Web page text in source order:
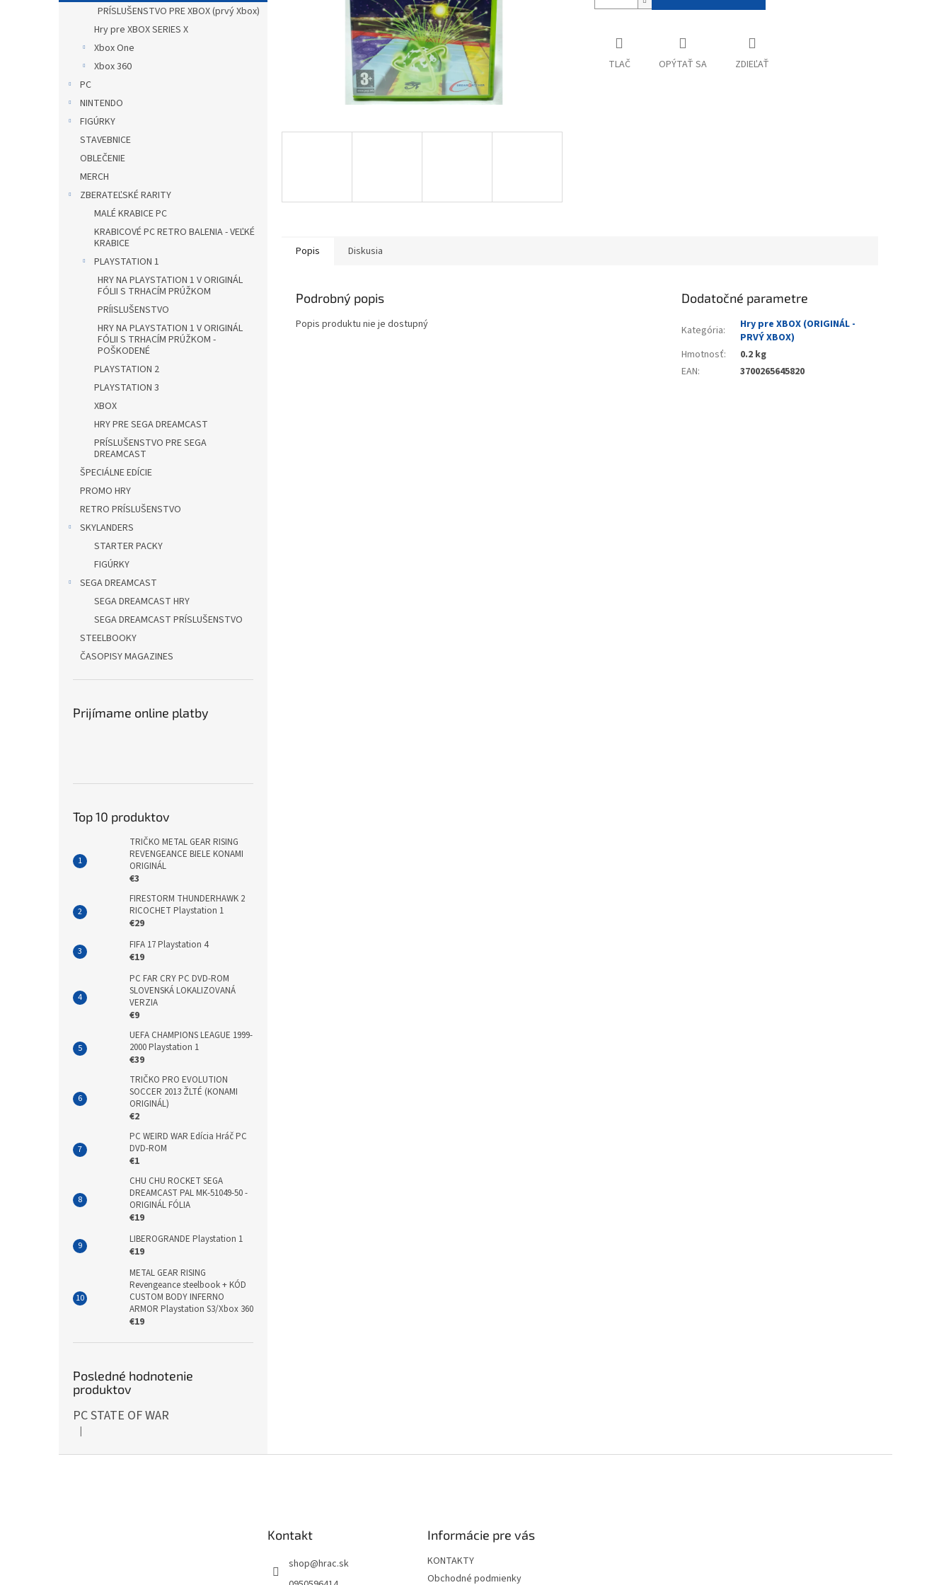
PRÍSLUŠENSTVO PRE XBOX (prvý Xbox)
Hry pre XBOX SERIES X
Xbox One
Xbox 360
PC
NINTENDO
FIGÚRKY
STAVEBNICE
OBLEČENIE
MERCH
ZBERATEĽSKÉ RARITY
MALÉ KRABICE PC
KRABICOVÉ PC RETRO BALENIA - VEĽKÉ
KRABICE
PLAYSTATION 1
HRY NA PLAYSTATION 1 V ORIGINÁL
FÓLII S TRHACÍM PRÚŽKOM
PRÍISLUŠENSTVO
HRY NA PLAYSTATION 1 V ORIGINÁL
FÓLII S TRHACÍM PRÚŽKOM -
POŠKODENÉ
PLAYSTATION 2
PLAYSTATION 3
XBOX
HRY PRE SEGA DREAMCAST
PRÍSLUŠENSTVO PRE SEGA
DREAMCAST
ŠPECIÁLNE EDÍCIE
PROMO HRY
RETRO PRÍSLUŠENSTVO
SKYLANDERS
STARTER PACKY
FIGÚRKY
SEGA DREAMCAST
SEGA DREAMCAST HRY
SEGA DREAMCAST PRÍSLUŠENSTVO
STEELBOOKY
ČASOPISY MAGAZINES
Prijímame online platby
Top 10 produktov
TRIČKO METAL GEAR RISING
REVENGEANCE BIELE KONAMI
ORIGINÁL
€3
FIRESTORM THUNDERHAWK 2
RICOCHET Playstation 1
€29
FIFA 17 Playstation 4
€19
PC FAR CRY PC DVD-ROM
SLOVENSKÁ LOKALIZOVANÁ
VERZIA
€9
UEFA CHAMPIONS LEAGUE 1999-
2000 Playstation 1
€39
TRIČKO PRO EVOLUTION
SOCCER 2013 ŽLTÉ (KONAMI
ORIGINÁL)
€2
PC WEIRD WAR Edícia Hráč PC
DVD-ROM
€1
CHU CHU ROCKET SEGA
DREAMCAST PAL MK-51049-50 -
ORIGINÁL FÓLIA
€19
LIBEROGRANDE Playstation 1
€19
METAL GEAR RISING
Revengeance steelbook + KÓD
CUSTOM BODY INFERNO
ARMOR Playstation S3/Xbox 360
€19
Posledné hodnotenie
produktov
PC STATE OF WAR
Hodnotenie produktu je 5 z 5 hviezdičiek.
|
TLAČ OPÝTAŤ SA ZDIEĽAŤ
Popis Diskusia
Podrobný popis
Popis produktu nie je dostupný
Dodatočné parametre
Kategória:
Hry pre XBOX (ORIGINÁL -
PRVÝ XBOX)
Hmotnosť:
0.2 kg
EAN: 3700265645820
Kontakt
shop@hrac.sk
Informácie pre vás
KONTAKTY
Obchodné podmienky